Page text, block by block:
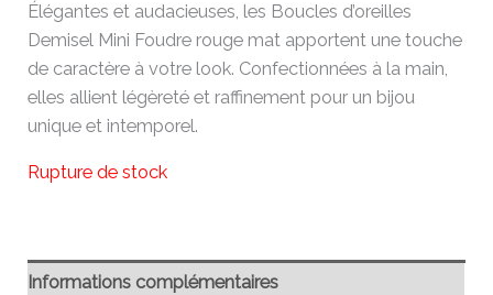
Élégantes et audacieuses, les Boucles d’oreilles
Demisel Mini Foudre rouge mat apportent une touche
de caractère à votre look. Confectionnées à la main,
elles allient légèreté et raffinement pour un bijou
unique et intemporel.
Rupture de stock
Informations complémentaires